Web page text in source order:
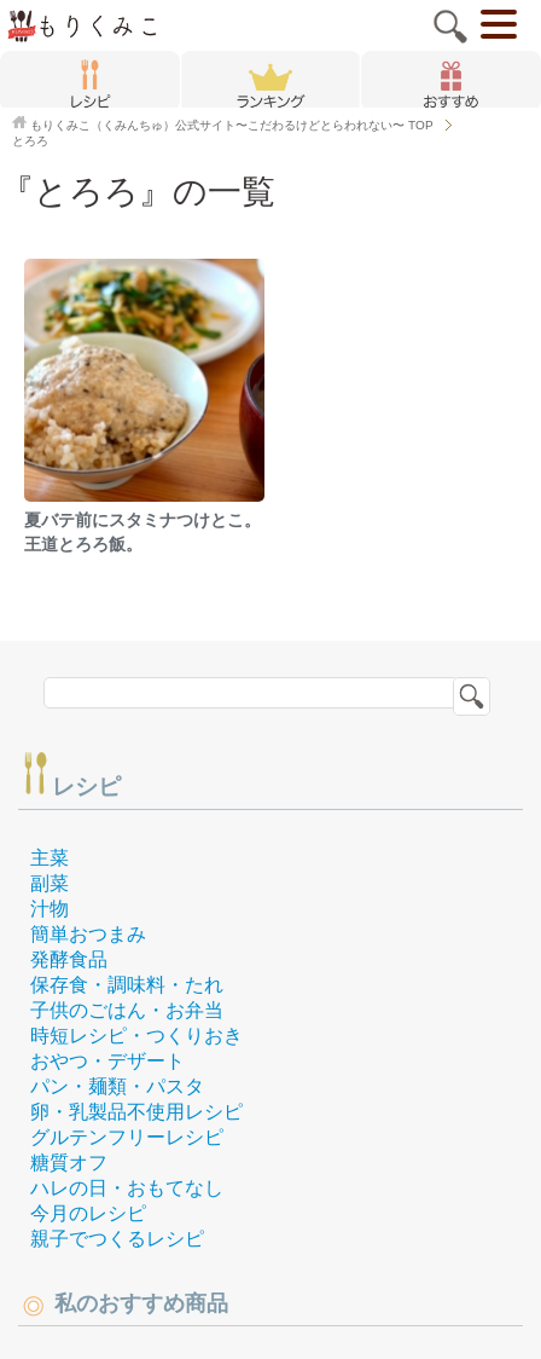
もりくみこ（くみんちゅ）公式サイト〜こだわるけどとらわれない〜 TOP
とろろ
『とろろ』の一覧
夏バテ前にスタミナつけとこ。
王道とろろ飯。
レシピ
主菜
副菜
汁物
簡単おつまみ
発酵食品
保存食・調味料・たれ
子供のごはん・お弁当
時短レシピ・つくりおき
おやつ・デザート
パン・麺類・パスタ
卵・乳製品不使用レシピ
グルテンフリーレシピ
糖質オフ
ハレの日・おもてなし
今月のレシピ
親子でつくるレシピ
私のおすすめ商品